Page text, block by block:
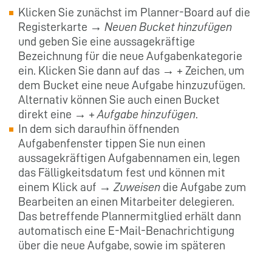
Klicken Sie zunächst im Planner-Board auf die
Registerkarte → Neuen Bucket hinzufügen
und geben Sie eine aussagekräftige
Bezeichnung für die neue Aufgabenkategorie
ein. Klicken Sie dann auf das → + Zeichen, um
dem Bucket eine neue Aufgabe hinzuzufügen.
Alternativ können Sie auch einen Bucket
direkt eine → +Aufgabe hinzufügen.
In dem sich daraufhin öffnenden
Aufgabenfenster tippen Sie nun einen
aussagekräftigen Aufgabennamen ein, legen
das Fälligkeitsdatum fest und können mit
einem Klick auf → Zuweisen die Aufgabe zum
Bearbeiten an einen Mitarbeiter delegieren.
Das betreffende Plannermitglied erhält dann
automatisch eine E-Mail-Benachrichtigung
über die neue Aufgabe, sowie im späteren